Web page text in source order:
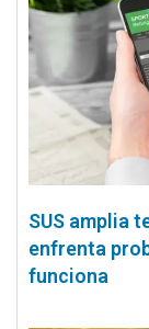
SUS amplia
enfrenta
funciona